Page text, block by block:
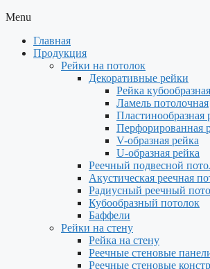
Menu
Главная
Продукция
Рейки на потолок
Декоративные рейки
Рейка кубообразная
Ламель потолочная
Пластинообразная
Перфорированная
V-образная рейка
U-образная рейка
Реечный подвесной
Акустическая реечная
Радиусный реечный
Кубообразный потолок
Баффели
Рейки на стену
Рейка на стену
Реечные стеновые
Реечные стеновые